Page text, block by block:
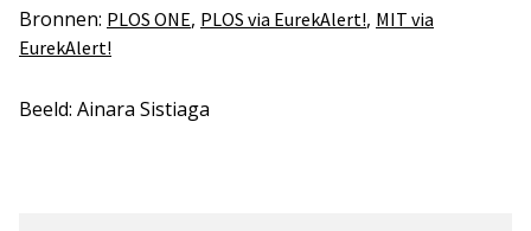
Bronnen: PLOS ONE, PLOS via EurekAlert!, MIT via
EurekAlert!
Beeld: Ainara Sistiaga